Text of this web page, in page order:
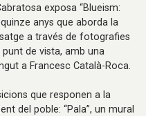
exposa “Blueism:
anys que aborda la
a través de fotografies
de vista, amb una
a Francesc Català-Roca.
que responen a la
del poble: “Pala”, un mural